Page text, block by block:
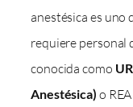
anestésica es uno
requiere personal
conocida como
Anestésica) o